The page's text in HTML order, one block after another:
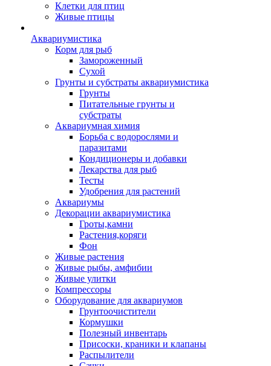
Клетки для птиц
Живые птицы
Аквариумистика
Корм для рыб
Замороженный
Сухой
Грунты и субстраты аквариумистика
Грунты
Питательные грунты и
субстраты
Аквариумная химия
Борьба с водорослями и
паразитами
Кондиционеры и добавки
Лекарства для рыб
Тесты
Удобрения для растений
Аквариумы
Декорации аквариумистика
Гроты,камни
Растения,коряги
Фон
Живые растения
Живые рыбы, амфибии
Живые улитки
Компрессоры
Оборудование для аквариумов
Грунтоочистители
Кормушки
Полезный инвентарь
Присоски, краники и клапаны
Распылители